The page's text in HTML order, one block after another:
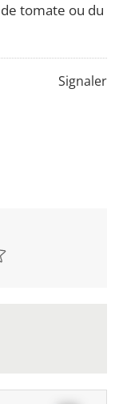
tomate ou du
Signaler